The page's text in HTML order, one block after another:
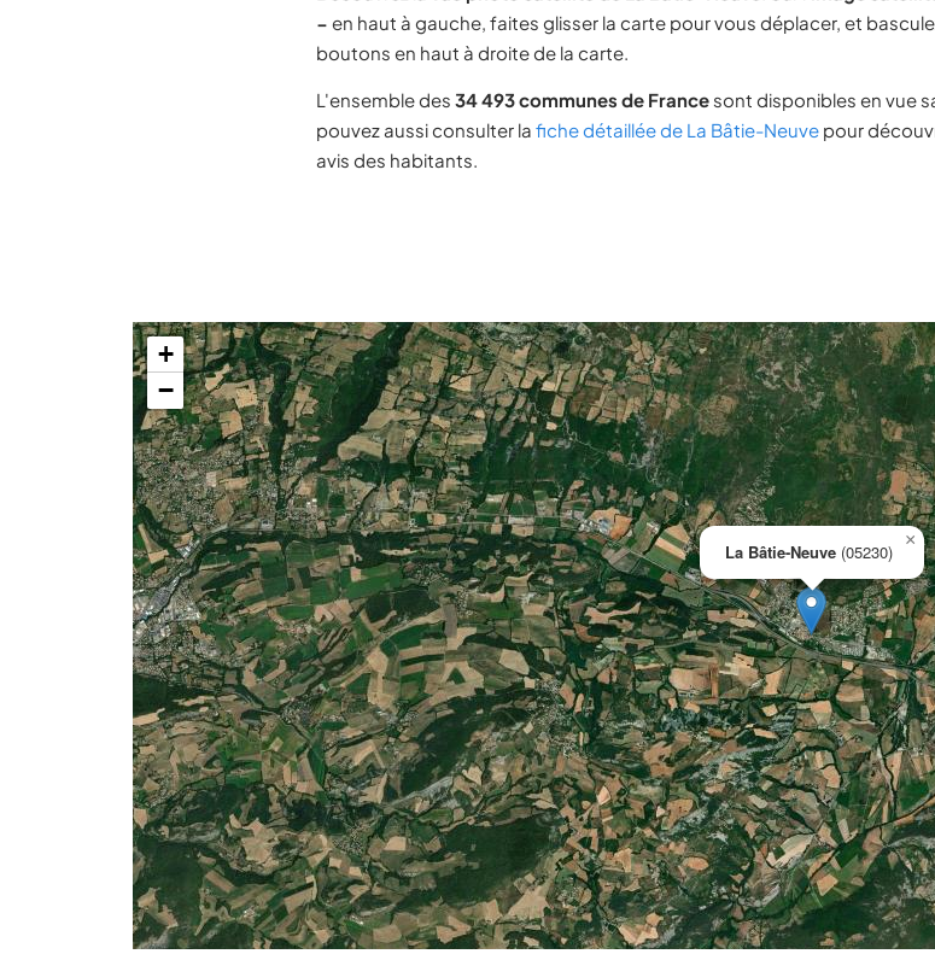
− en haut à gauche, faites glisser la carte pour vous déplacer, et
boutons en haut à droite de la carte.
L'ensemble des 34 493 communes de France sont disponibles en vue
pouvez aussi consulter la fiche détaillée de La Bâtie-Neuve pour
avis des habitants.
La Bâtie-Neuve (05230)
×
+
−